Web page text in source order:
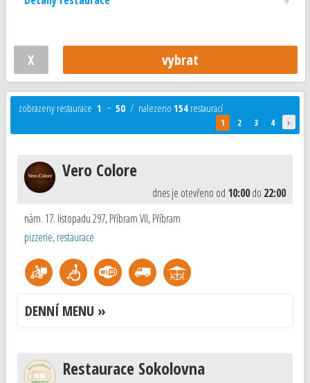
zobrazeny restaurace 1 − 50/ nalezeno 154restaurací
1 2 3 4 ›
Vero Colore
dnes je otevřeno od 10:00do 22:00
nám. 17. listopadu 297, Příbram VII,Příbram
pizzerie, restaurace
DENNÍ MENU »
Restaurace Sokolovna